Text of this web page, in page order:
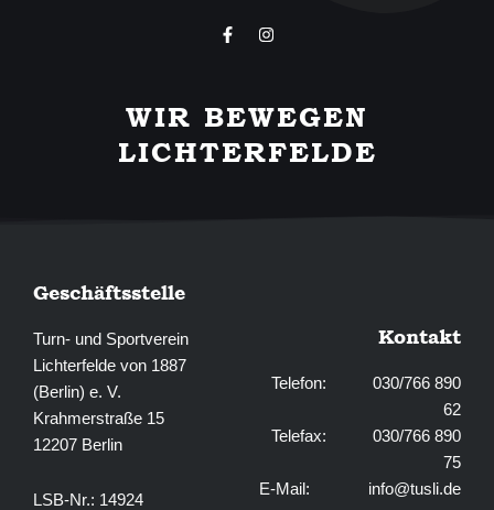
F
a
o
o
k
-
I
n
g
r
a
m
WIR BEWEGEN
LICHTERFELDE
Geschäftsstelle
Turn- und Sportverein
Lichterfelde von 1887
(Berlin) e. V.
Krahmerstraße 15
12207 Berlin
LSB-Nr.: 14924
Kontakt
Telefon: 030/766 890
62
Telefax: 030/766 890
75
E-Mail: info@tusli.de